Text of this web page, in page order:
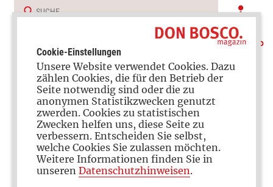
Zwischen Ratlosigkeit und Faszination
KI im Kinderzimmer
Cookie-Einstellungen
Unsere Website verwendet Cookies. Dazu
zählen Cookies, die für den Betrieb der
Seite notwendig sind oder die zu
anonymen Statistikzwecken genutzt
zwerden. Cookies zu statistischen
Zwecken helfen uns, diese Seite zu
verbessern. Entscheiden Sie selbst,
welche Cookies Sie zulassen möchten.
Weitere Informationen finden Sie in
unseren Datenschutzhinweisen.